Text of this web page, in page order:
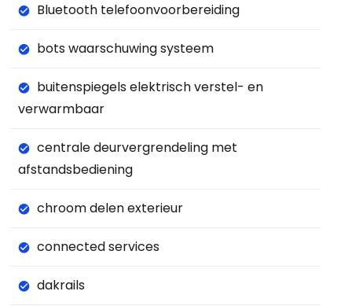
Bluetooth telefoonvoorbereiding
bots waarschuwing systeem
buitenspiegels elektrisch verstel- en
verwarmbaar
centrale deurvergrendeling met
afstandsbediening
chroom delen exterieur
connected services
dakrails